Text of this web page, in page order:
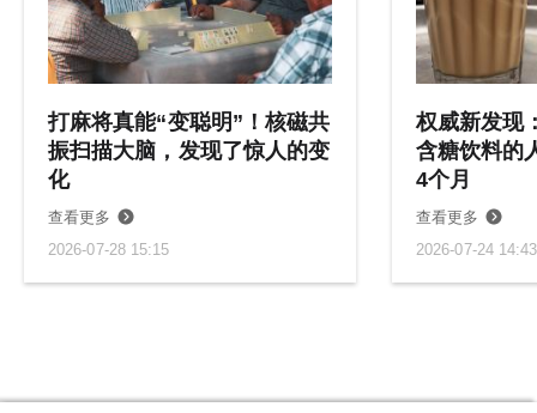
[7]Brück CC, Mooldijk SS, et al. Time to nursing home admission and
death in people with dementia: systematic review and meta-analysis.
[8]Kim YE, Jung YS, Ock M, Yoon SJ. A review of the types and
characteristics of healthy life expectancy and methodological issues.
J Prev Med Public Health. 2022 Jan;55(1):1-9.
打麻将真能“变聪明”！核磁共
振扫描大脑，发现了惊人的变
化
查看更多
2026-07-28 15:15
权威新发现
含糖饮料的
4个月
查看更多
2026-07-24 14:43